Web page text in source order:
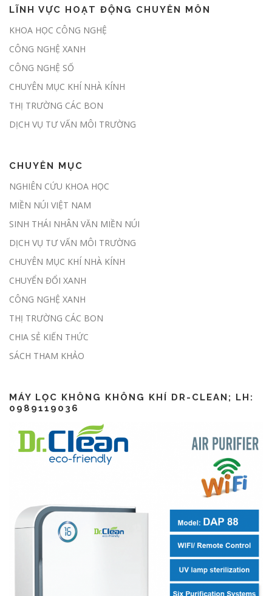
tham gia thị trường carbon
thí điểm trong tháng 6
LĨNH VỰC HOẠT ĐỘNG CHUYÊN MÔN
KHOA HỌC CÔNG NGHỆ
CÔNG NGHỆ XANH
CÔNG NGHỆ SỐ
CHUYÊN MỤC KHÍ NHÀ KÍNH
THỊ TRƯỜNG CÁC BON
DỊCH VỤ TƯ VẤN MÔI TRƯỜNG
CHUYÊN MỤC
NGHIÊN CỨU KHOA HỌC
MIỀN NÚI VIỆT NAM
SINH THÁI NHÂN VĂN MIỀN NÚI
DỊCH VỤ TƯ VẤN MÔI TRƯỜNG
CHUYÊN MỤC KHÍ NHÀ KÍNH
CHUYỂN ĐỔI XANH
CÔNG NGHỆ XANH
THỊ TRƯỜNG CÁC BON
CHIA SẺ KIẾN THỨC
SÁCH THAM KHẢO
MÁY LỌC KHÔNG KHÔNG KHÍ DR-CLEAN; LH:
0989119036